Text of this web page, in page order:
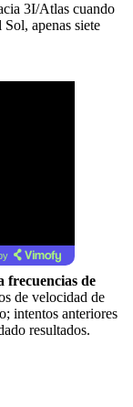
3I/Atlas cuando
apenas siete
frecuencias de
de velocidad de
intentos anteriores
resultados.